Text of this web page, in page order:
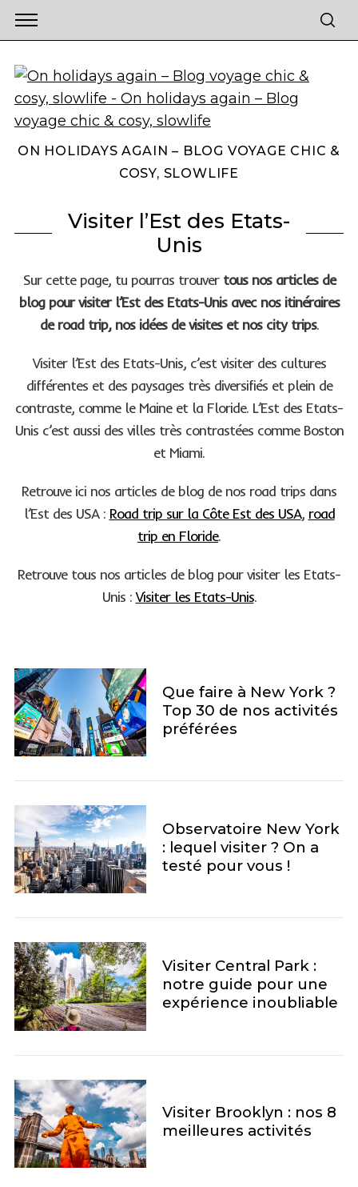
ON HOLIDAYS AGAIN – BLOG VOYAGE CHIC &
COSY, SLOWLIFE
Visiter l’Est des Etats-
Unis
Sur cette page, tu pourras trouver tous nos articles de
blog pour visiter l’Est des Etats-Unis avec nos itinéraires
de road trip, nos idées de visites et nos city trips.
Visiter l’Est des Etats-Unis, c’est visiter des cultures
différentes et des paysages très diversifiés et plein de
contraste, comme le Maine et la Floride. L’Est des Etats-
Unis c’est aussi des villes très contrastées comme Boston
et Miami.
Retrouve ici nos articles de blog de nos road trips dans
l’Est des USA : Road trip sur la Côte Est des USA, road
trip en Floride.
Retrouve tous nos articles de blog pour visiter les Etats-
Unis :Visiter les Etats-Unis.
Que faire à New York ?
Top 30 de nos activités
préférées
Observatoire New York
: lequel visiter ? On a
testé pour vous !
Visiter Central Park :
notre guide pour une
expérience inoubliable
Visiter Brooklyn : nos 8
meilleures activités
S
e
a
r
h
o
r
: